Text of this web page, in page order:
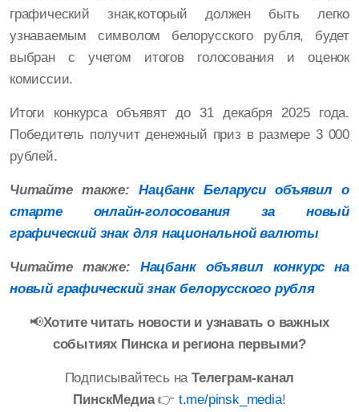
графический знак,который должен быть легко
узнаваемым символом белорусского рубля, будет
выбран с учетом итогов голосования и оценок
комиссии.
Итоги конкурса объявят до 31 декабря 2025 года.
Победитель получит денежный приз в размере 3 000
рублей.
Читайте также:Нацбанк Беларуси объявил о
старте онлайн-голосования за новый
графический знак для национальной валюты
Читайте также: Нацбанк объявил конкурс на
новый графический знак белорусского рубля
📢Хотите читать новости и узнавать о важных
событиях Пинска и региона первыми?
Подписывайтесь наТелеграм-канал
ПинскМедиа👉 t.me/pinsk_media!